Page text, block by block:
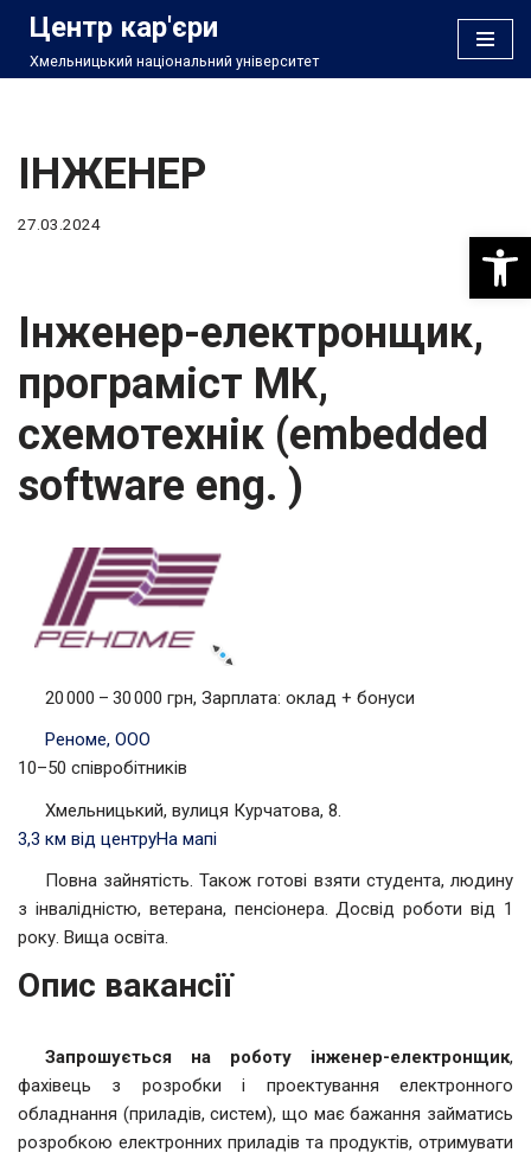
Перейти
Центр кар'єри
Хмельницький національний університет
ІНЖЕНЕР
27.03.2024
Інженер-електронщик,
програміст МК,
схемотехнік (embedded
software eng. )
20 000 – 30 000 грн, Зарплата: оклад + бонуси
Реноме, ООО
10–50 співробітників
Хмельницький, вулиця Курчатова, 8.
3,3 км від центруНа мапі
Повна зайнятість. Також готові взяти студента, людину
з інвалідністю, ветерана, пенсіонера. Досвід роботи від 1
року. Вища освіта.
Опис вакансії
Запрошується на роботу інженер-електронщик,
фахівець з розробки і проектування електронного
обладнання (приладів, систем), що має бажання займатись
розробкою електронних приладів та продуктів, отримувати